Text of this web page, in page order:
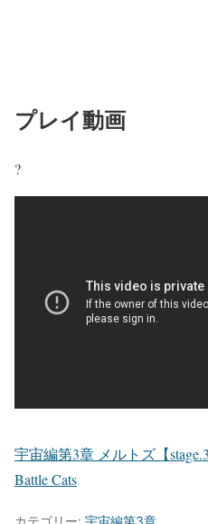
プレイ動画
?
宇宙編第3章 メルトズ【
Battle Cats